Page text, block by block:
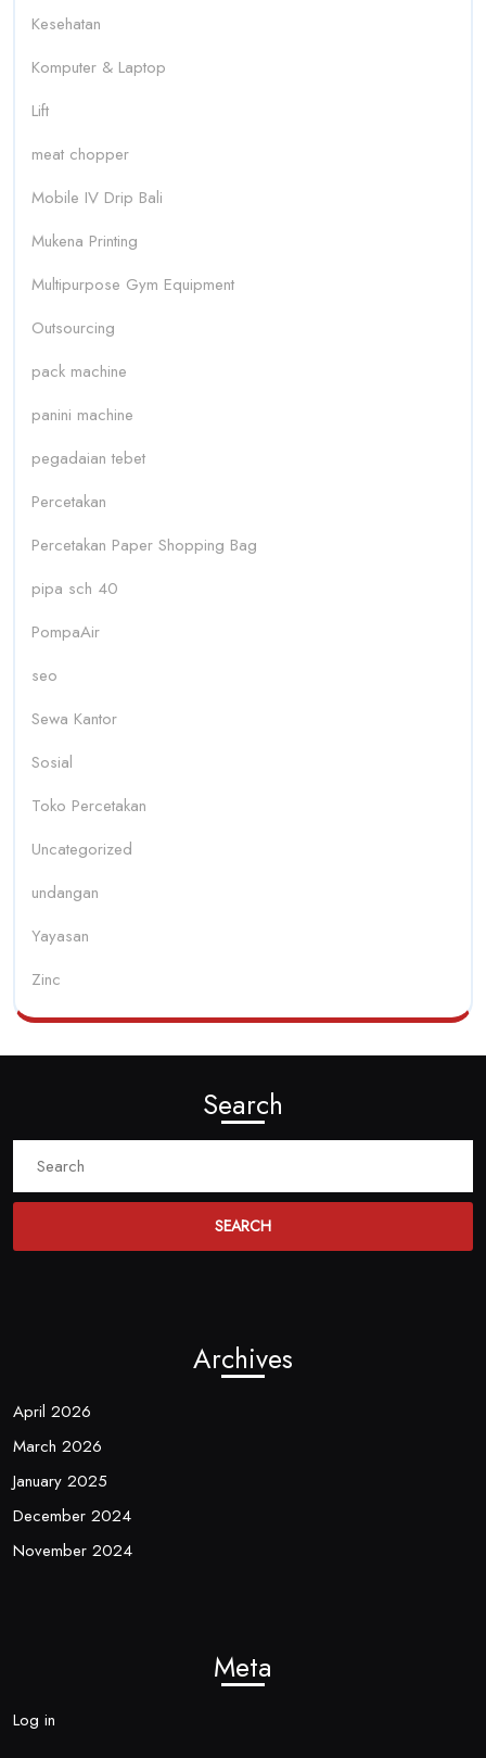
Kesehatan
Komputer & Laptop
Lift
meat chopper
Mobile IV Drip Bali
Mukena Printing
Multipurpose Gym Equipment
Outsourcing
pack machine
panini machine
pegadaian tebet
Percetakan
Percetakan Paper Shopping Bag
pipa sch 40
PompaAir
seo
Sewa Kantor
Sosial
Toko Percetakan
Uncategorized
undangan
Yayasan
Zinc
Search
Archives
April 2026
March 2026
January 2025
December 2024
November 2024
Meta
Log in